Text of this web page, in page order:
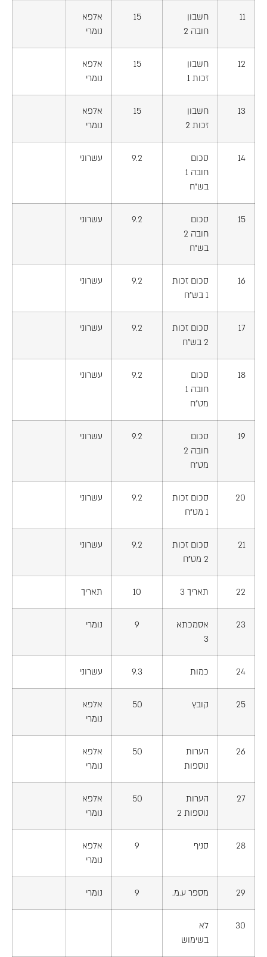
11
חשבון
חובה 2
15
אלפא
נומרי
12
חשבון
זכות 1
15
אלפא
נומרי
13
חשבון
זכות 2
15
אלפא
נומרי
14
סכום
חובה 1
בש"ח
9.2 עשרוני
15
סכום
חובה 2
בש"ח
9.2 עשרוני
16
סכום זכות
1 בש"ח
9.2 עשרוני
17
סכום זכות
2 בש"ח
9.2 עשרוני
18
סכום
חובה 1
מט"ח
9.2 עשרוני
19
סכום
חובה 2
מט"ח
9.2 עשרוני
20
סכום זכות
1 מט"ח
9.2 עשרוני
21
סכום זכות
2 מט"ח
9.2 עשרוני
22 תאריך 3 10 תאריך
23
אסמכתא
3
9 נומרי
24 כמות 9.3 עשרוני
25 קובץ 50
אלפא
נומרי
26
הערות
נוספות
50
אלפא
נומרי
27
הערות
נוספות 2
50
אלפא
נומרי
28 סניף 9
אלפא
נומרי
29 מספר ע.מ. 9 נומרי
30
לא
בשימוש